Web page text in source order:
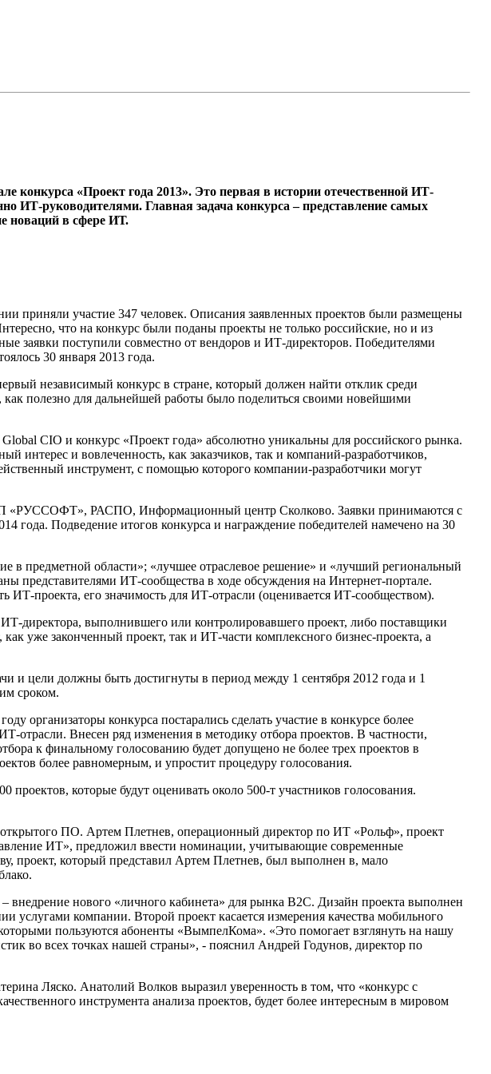
конкурса «Проект года 2013». Это первая в истории отечественной ИТ-
ИТ-руководителями. Главная задача конкурса – представление самых
новаций в сфере ИТ.
приняли участие 347 человек. Описания заявленных проектов были размещены
что на конкурс были поданы проекты не только российские, но и из
заявки поступили совместно от вендоров и ИТ-директоров. Победителями
30 января 2013 года.
независимый конкурс в стране, который должен найти отклик среди
полезно для дальнейшей работы было поделиться своими новейшими
CIO и конкурс «Проект года» абсолютно уникальны для российского рынка.
интерес и вовлеченность, как заказчиков, так и компаний-разработчиков,
инструмент, с помощью которого компании-разработчики могут
«РУССОФТ», РАСПО, Информационный центр Сколково. Заявки принимаются с
года. Подведение итогов конкурса и награждение победителей намечено на 30
предметной области»; «лучшее отраслевое решение» и «лучший региональный
представителями ИТ-сообщества в ходе обсуждения на Интернет-портале.
проекта, его значимость для ИТ-отрасли (оценивается ИТ-сообществом).
директора, выполнившего или контролировавшего проект, либо поставщики
уже законченный проект, так и ИТ-части комплексного бизнес-проекта, а
и цели должны быть достигнуты в период между 1 сентября 2012 года и 1
сроком.
организаторы конкурса постарались сделать участие в конкурсе более
отрасли. Внесен ряд изменения в методику отбора проектов. В частности,
к финальному голосованию будет допущено не более трех проектов в
более равномерным, и упростит процедуру голосования.
которые будут оценивать около 500-т участников голосования.
ПО. Артем Плетнев, операционный директор по ИТ «Рольф», проект
ИТ», предложил ввести номинации, учитывающие современные
проект, который представил Артем Плетнев, был выполнен в, мало
нового «личного кабинета» для рынка B2C. Дизайн проекта выполнен
услугами компании. Второй проект касается измерения качества мобильного
пользуются абоненты «ВымпелКома». «Это помогает взглянуть на нашу
во всех точках нашей страны», - пояснил Андрей Годунов, директор по
Ляско. Анатолий Волков выразил уверенность в том, что «конкурс с
инструмента анализа проектов, будет более интересным в мировом